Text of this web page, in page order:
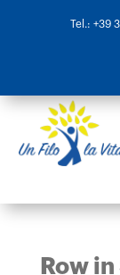
Tel.: +39
Row